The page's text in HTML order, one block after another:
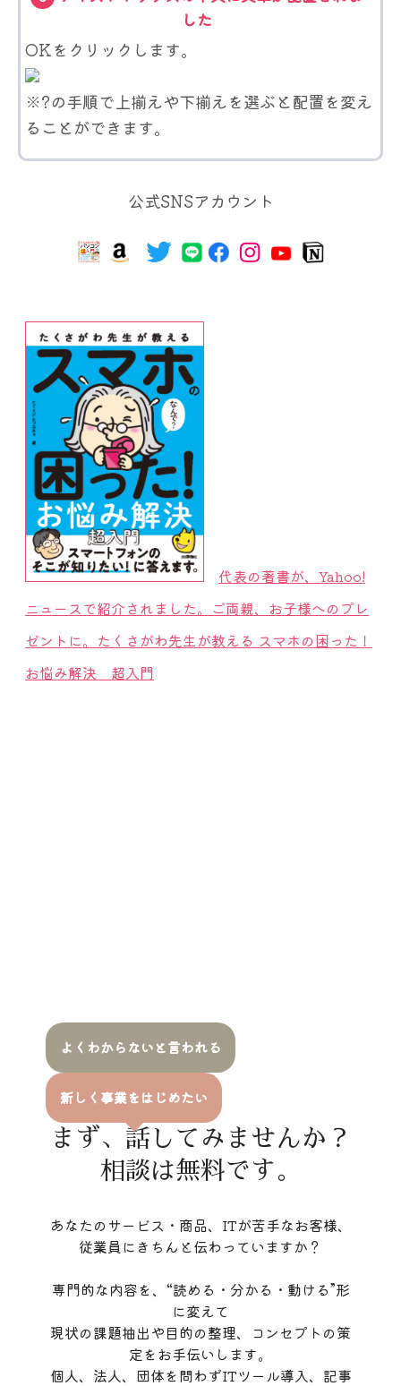
した
OKをクリックします。
※?の手順で上揃えや下揃えを選ぶと配置を変え
ることができます。
公式SNSアカウント
代表の著書が、Yahoo!
ニュースで紹介されました。ご両親、お子様へのプレ
ゼントに。たくさがわ先生が教える スマホの困った！
お悩み解決 超入門
よくわからないと言われる
新しく事業をはじめたい
まず、話してみませんか？
相談は無料です。
あなたのサービス・商品、ITが苦手なお客様、
従業員にきちんと伝わっていますか？
専門的な内容を、“読める・分かる・動ける”形
に変えて
現状の課題抽出や目的の整理、コンセプトの策
定をお手伝いします。
個人、法人、団体を問わずITツール導入、記事